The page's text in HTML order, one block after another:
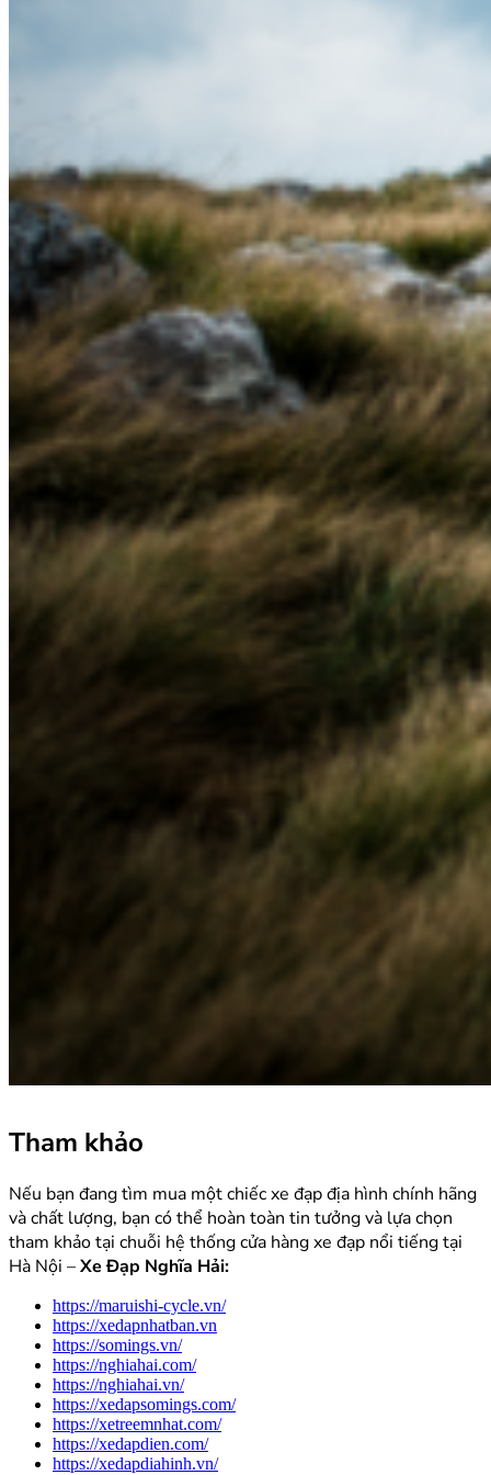
Tham khảo
Nếu bạn đang tìm mua một chiếc xe đạp địa hình chính hãng
và chất lượng, bạn có thể hoàn toàn tin tưởng và lựa chọn
tham khảo tại chuỗi hệ thống cửa hàng xe đạp nổi tiếng tại
Hà Nội –Xe Đạp Nghĩa Hải:
https://maruishi-cycle.vn/
https://xedapnhatban.vn
https://somings.vn/
https://nghiahai.com/
https://nghiahai.vn/
https://xedapsomings.com/
https://xetreemnhat.com/
https://xedapdien.com/
https://xedapdiahinh.vn/